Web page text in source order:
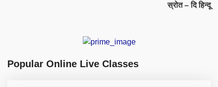
स्रोत – दि हिन्दू
Popular Online Live Classes